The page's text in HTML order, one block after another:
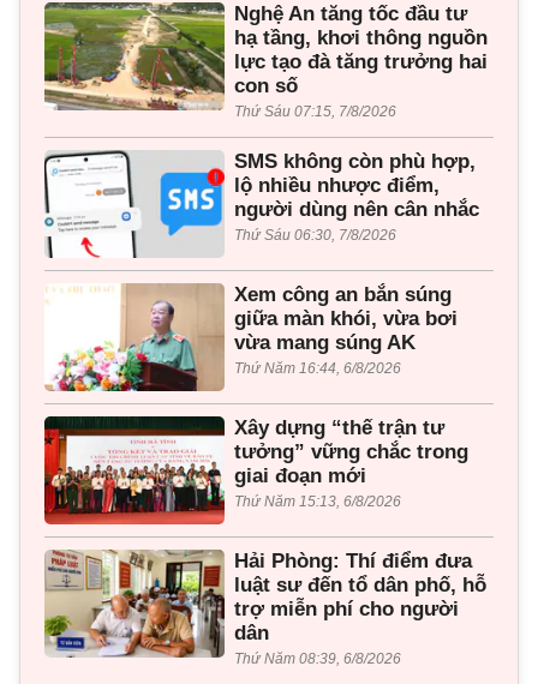
Nghệ An tăng tốc đầu tư
hạ tầng, khơi thông nguồn
lực tạo đà tăng trưởng hai
con số
Thứ Sáu 07:15, 7/8/2026
SMS không còn phù hợp,
lộ nhiều nhược điểm,
người dùng nên cân nhắc
Thứ Sáu 06:30, 7/8/2026
Xem công an bắn súng
giữa màn khói, vừa bơi
vừa mang súng AK
Thứ Năm 16:44, 6/8/2026
Xây dựng “thế trận tư
tưởng” vững chắc trong
giai đoạn mới
Thứ Năm 15:13, 6/8/2026
Hải Phòng: Thí điểm đưa
luật sư đến tổ dân phố, hỗ
trợ miễn phí cho người
dân
Thứ Năm 08:39, 6/8/2026